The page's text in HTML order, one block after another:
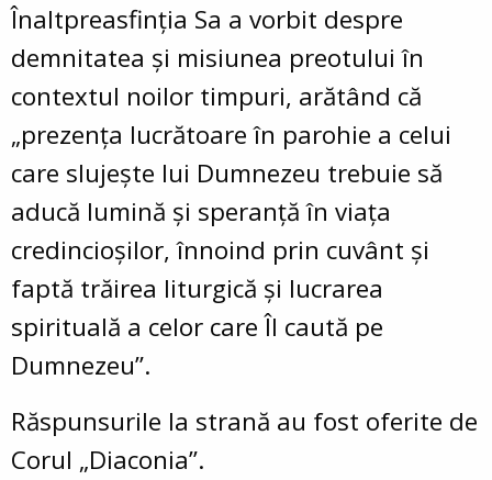
Înaltpreasfinția Sa a vorbit despre
demnitatea și misiunea preotului în
contextul noilor timpuri, arătând că
„prezența lucrătoare în parohie a celui
care slujește lui Dumnezeu trebuie să
aducă lumină și speranță în viața
credincioșilor, înnoind prin cuvânt și
faptă trăirea liturgică și lucrarea
spirituală a celor care Îl caută pe
Dumnezeu”.
Răspunsurile la strană au fost oferite de
Corul „Diaconia”.